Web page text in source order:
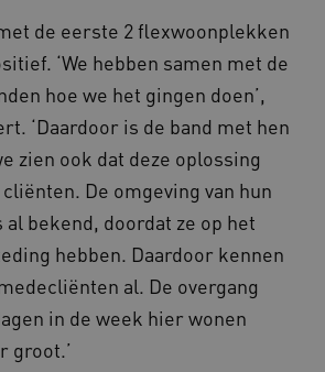
de eerste 2 flexwoonplekken
‘We hebben samen met de
hoe we het gingen doen’,
‘Daardoor is de band met hen
zien ook dat deze oplossing
De omgeving van hun
bekend, doordat ze op het
hebben. Daardoor kennen
al. De overgang
in de week hier wonen
groot.’
.vimeo.com
Google LLC
.youtube.com